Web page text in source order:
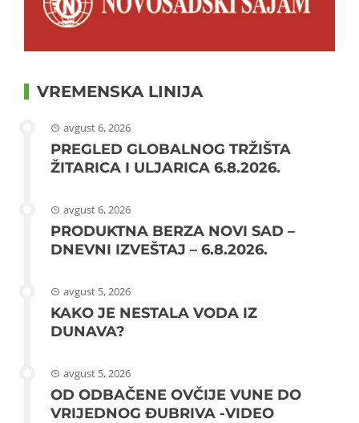
VREMENSKA LINIJA
avgust 6, 2026
PREGLED GLOBALNOG TRŽIŠTA
ŽITARICA I ULJARICA 6.8.2026.
avgust 6, 2026
PRODUKTNA BERZA NOVI SAD –
DNEVNI IZVEŠTAJ – 6.8.2026.
avgust 5, 2026
KAKO JE NESTALA VODA IZ
DUNAVA?
avgust 5, 2026
OD ODBAČENE OVČIJE VUNE DO
VRIJEDNOG ĐUBRIVA -VIDEO